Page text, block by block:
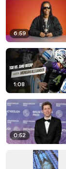
6:59
1:08
0:52